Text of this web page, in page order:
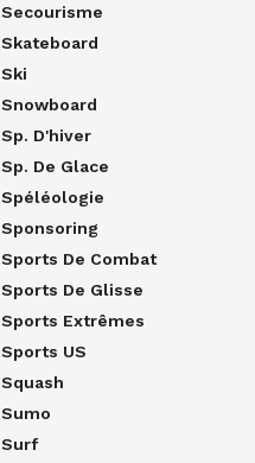
Secourisme
Skateboard
Ski
Snowboard
Sp. D'hiver
Sp. De Glace
Spéléologie
Sponsoring
Sports De Combat
Sports De Glisse
Sports Extrêmes
Sports US
Squash
Sumo
Surf